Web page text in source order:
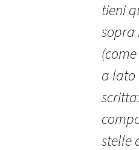
tieni
sopra
a lato
scritta:
stelle